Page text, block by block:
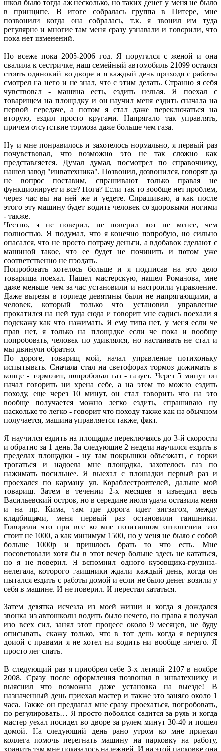
школ было тогда аж несколько, но таких денег у меня не было
в принципе. В итоге собралась группа в Питере, мне
позвонили когда она собралась, т.к. я звонил им туда
регулярно и многие там меня сразу узнавали и говорили, что
пока нет изменений.
Но всеже пока 2005-2006 год. Я поругался с женой и она
свалила к сестричке, наш семейный автомобиль 21099 остался
стоять одинокий во дворе и я каждый день приходя с работы
смотрел на него и не знал, что с этим делать. Странно я себя
чувствовал - машина есть, ездить нельзя. Я поехал с
товарищем на площадку и он научил меня ездить сначала на
первой передаче, а потом я стал даже переключаться на
вторую, ездил просто кругами. Напрягало так управлять,
причем отсутствие тормоза даже больше чем газа.
Ну и мне понравилось и захотелось нормально, я первый раз
почувствовал, что возможно это не так сложно как
представляется. Думал думал, посмотрел по справочнику,
нашел завод "инватехника". Позвонил, дозвонился, говорят да
не вопрос поставим, спрашивают только правая не
функционирует и все? Нога? Если так то вообще нет проблем,
через час вы на ней же и уедете. Спрашиваю, а как после
этого эту машину будет водить человек со здоровыми ногими
- также.
Честно, я не поверил, не поверил вот не менее, чем
полностью. Я подумал, что я конечно попробую, но сильно
опасался, что не просто потрачу деньги, а вдобавок сделают с
машиной такое, что ее будет не починить и потом уже
соответственно не продать.
Попробовать хотелось больше и я подписав на это дело
товарища поехал. Нашел мастерскую, нашел Романова, мне
даже меньше чем за час установили и настроили управление.
Даже вырезы в торпеде девятины были не напрягающими, а
человек, который только что установил управление
прокатился на ней туда сюда и говорит мне садись поехали я
подскажу как что нажимать. Я ему типа нет, у меня если че
прав нет, я только на площадке если че пока и вообще
попробовать, человек по удивлялся, но настаивать не стал и
мы двинули обратно.
По дороге, товарищ мой, начал управление потихоньку
испытывать. Сначала стал на светофорах тормоз дожимать в
конце - тормозит, попробовал газ - газует. Через 5 минут он
начал говорить ни хрена себе, а на этом то можно ездить
походу, еще через 10 минут, он стал говорить что на это
вообще получается можно легко ездить, спрашиваю ну
насколько то легко - говорит что походу также как на обычном
получается, машина управляется также, факт.
Я научился ездить на площадке переключаясь до 3-й скорости
и обратно за 1 день. За следующие 2 недели научился ездить в
пределах площадки - ну там покрышки объезжать, с горки
трогаться и надоела мне площадка, захотелось газ по
нажимать посильнее. Я выехал с площадки первый раз и
проехался по карману ул. Кораблестроителей, дальше мой
товарищ. Затем в течении 2-х месяцев я изъездил весь
Васильевский остров, но в середине июля удача оставила меня
и на пр. Кима, там где дорога идет зигзагом, между
кладбищами, меня первый раз остановили гаишники.
Говорили что при все ко мне позитивном отношении это
стоит не 1000, а как минимум 1500, но у меня не было с собой
больше 1000р и пришлось брать то что есть. Мне
посоветовали хотя бы в этот вечер больше здесь не кататься,
но я не поверил. Я вспомнил одного кузовщика-грузина-
нелегала, которого гаишники ждали каждый день, когда он
пытался ездить с работы домой и если не было денег возили у
себя в машине. И не поверил. И перестал кататься.
Затем девятка исчезла из моей жизни и когда я дождался
звонка из автошколы водить было нечего, но права я получал
изо всех сил, занял этот процесс около 9 месяцев, не буду
описывать, скажу только, что в тот день когда я вернулся
доиой с правами я не хотел ни водить ни вообще ничего. Я
просто лег спать.
В следующий раз я приобрел себе 3-х летний 2107 в ноябре
2008. Сразу после оформления позвонил в инватехнику и
выяснил что возможна даже установка на выезде! В
назначенный день приехал мастер и также это заняло около 1
часа. Также он предлагал мне сразу проехаться, попробовать,
по регулировать… Я просто побоялся садится за руль и когда
мастер уехал посидел во дворе за рулем минут 30-40 и пошел
домой. На следующий день рано утром ко мне приехал
коллега помочь перегнать машину на парковку на работу,
хранить там мне показалось надежней. И на этой парковке она